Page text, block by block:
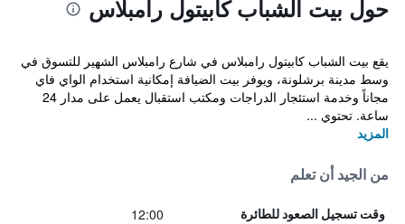
حول بيت الشباب كابيتول رامبلاس
يقع بيت الشباب كابيتول رامبلاس في شارع رامبلاس الشهير للتسوق في
وسط مدينة برشلونة، ويوفر بيت الضيافة إمكانية استخدام الواي فاي
مجاناً وخدمة استئجار الدراجات ومكتب استقبال يعمل على مدار 24
ساعة. تحتوي ...
المزيد
من الجيد أن تعلم
وقت تسجيل الصعود للطائرة 12:00